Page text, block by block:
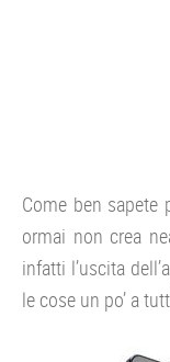
Come ben sapete
ormai non crea
infatti l’uscita
le cose un po’ a